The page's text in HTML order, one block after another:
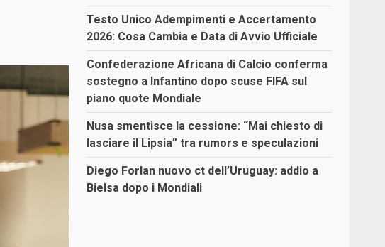
Testo Unico Adempimenti e Accertamento
2026: Cosa Cambia e Data di Avvio Ufficiale
Confederazione Africana di Calcio conferma
sostegno a Infantino dopo scuse FIFA sul
piano quote Mondiale
Nusa smentisce la cessione: “Mai chiesto di
lasciare il Lipsia” tra rumors e speculazioni
Diego Forlan nuovo ct dell’Uruguay: addio a
Bielsa dopo i Mondiali